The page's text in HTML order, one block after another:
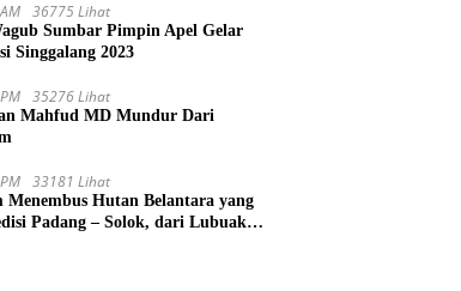
36775 Lihat
Sumbar Pimpin Apel Gelar
Singgalang 2023
35276 Lihat
Mahfud MD Mundur Dari
33181 Lihat
Menembus Hutan Belantara yang
Padang – Solok, dari Lubuak